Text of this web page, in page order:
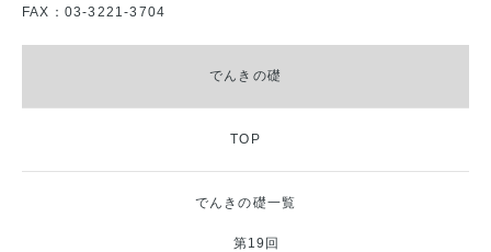
FAX：03-3221-3704
でんきの礎
TOP
でんきの礎一覧
第19回